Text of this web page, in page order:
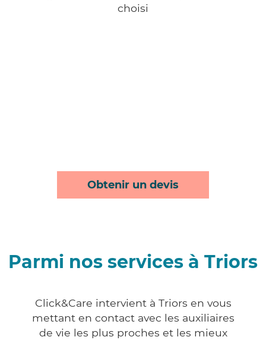
choisi
Obtenir un devis
Parmi nos services à Triors
Click&Care intervient à Triors en vous
mettant en contact avec les auxiliaires
de vie les plus proches et les mieux